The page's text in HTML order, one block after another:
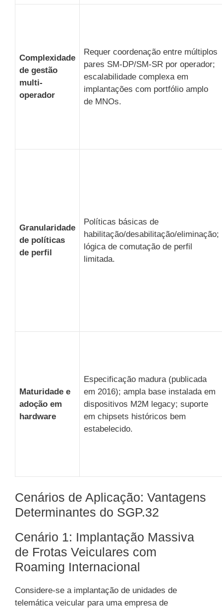
Complexidade
de gestão
multi-
operador
Requer coordenação entre múltiplos
pares SM-DP/SM-SR por operador;
escalabilidade complexa em
implantações com portfólio amplo
de MNOs.
Granularidade
de políticas
de perfil
Políticas básicas de
habilitação/desabilitação/eliminação;
lógica de comutação de perfil
limitada.
Maturidade e
adoção em
hardware
Especificação madura (publicada
em 2016); ampla base instalada em
dispositivos M2M legacy; suporte
em chipsets históricos bem
estabelecido.
Cenários de Aplicação: Vantagens
Determinantes do SGP.32
Cenário 1: Implantação Massiva
de Frotas Veiculares com
Roaming Internacional
Considere-se a implantação de unidades de
telemática veicular para uma empresa de